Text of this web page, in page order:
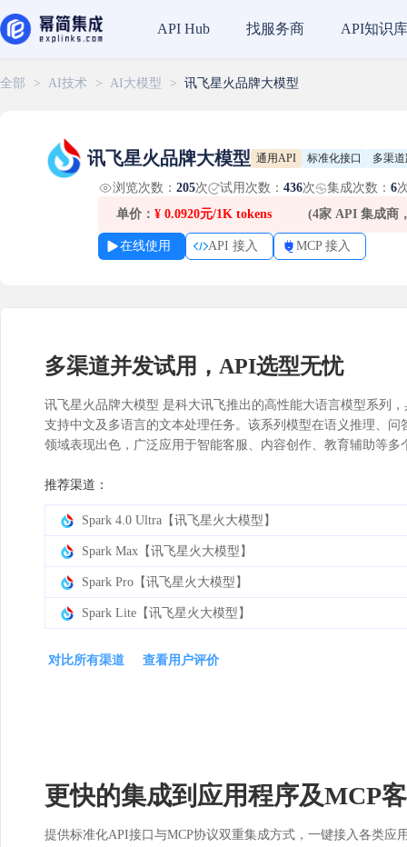
全部 > AI技术 > AI大模型 > 讯飞星火品牌大模型
讯飞星火品牌大模型 通用API 标准化接口 多渠
浏览次数： 205次 试用次数： 436次 集成次数： 6
单价： ¥ 0.0920元/1K tokens (4家 API 集成商
在线使用 API 接入 MCP 接入
多渠道并发试用，API选型无忧
讯飞星火品牌大模型 是科大讯飞推出的高性能大语言模型系列
支持中文及多语言的文本处理任务。该系列模型在语义推理、问
领域表现出色，广泛应用于智能客服、内容创作、教育辅助等多
推荐渠道：
Spark 4.0 Ultra【讯飞星火大模型】
Spark Max【讯飞星火大模型】
Spark Pro【讯飞星火大模型】
Spark Lite【讯飞星火大模型】
对比所有渠道 查看用户评价
更快的集成到应用程序及MCP
提供标准化API接口与MCP协议双重集成方式，一键接入各类
API Hub 找服务商 API知识库